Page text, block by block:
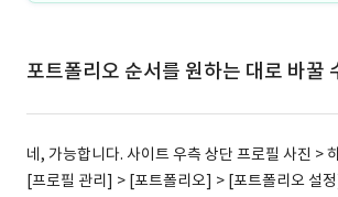
포트폴리오 순서를 원하는 대로 바꿀
네, 가능합니다. 사이트 우측 상단 프로필 사진 >
[프로필 관리] > [포트폴리오] > [포트폴리오 설